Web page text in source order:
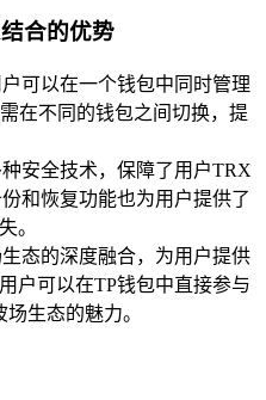
合的优势
可以在一个钱包中同时管理
在不同的钱包之间切换，提
安全技术，保障了用户TRX
和恢复功能也为用户提供了
。
态的深度融合，为用户提供
户可以在TP钱包中直接参与
生态的魅力。